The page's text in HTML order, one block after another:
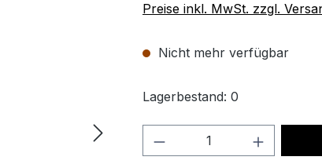
Preise inkl. MwSt. zzgl.
Nicht mehr verfügbar
Lagerbestand: 0
Produkt Anzahl: